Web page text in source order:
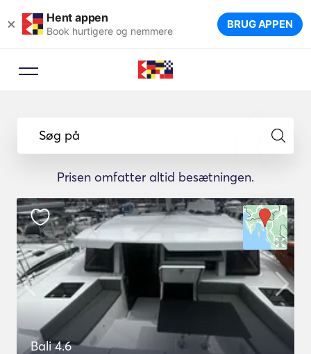
× Hent appen
Book hurtigere og nemmere BRUG APPEN
Søg på
Prisen omfatter altid besætningen.
Bali 4.6